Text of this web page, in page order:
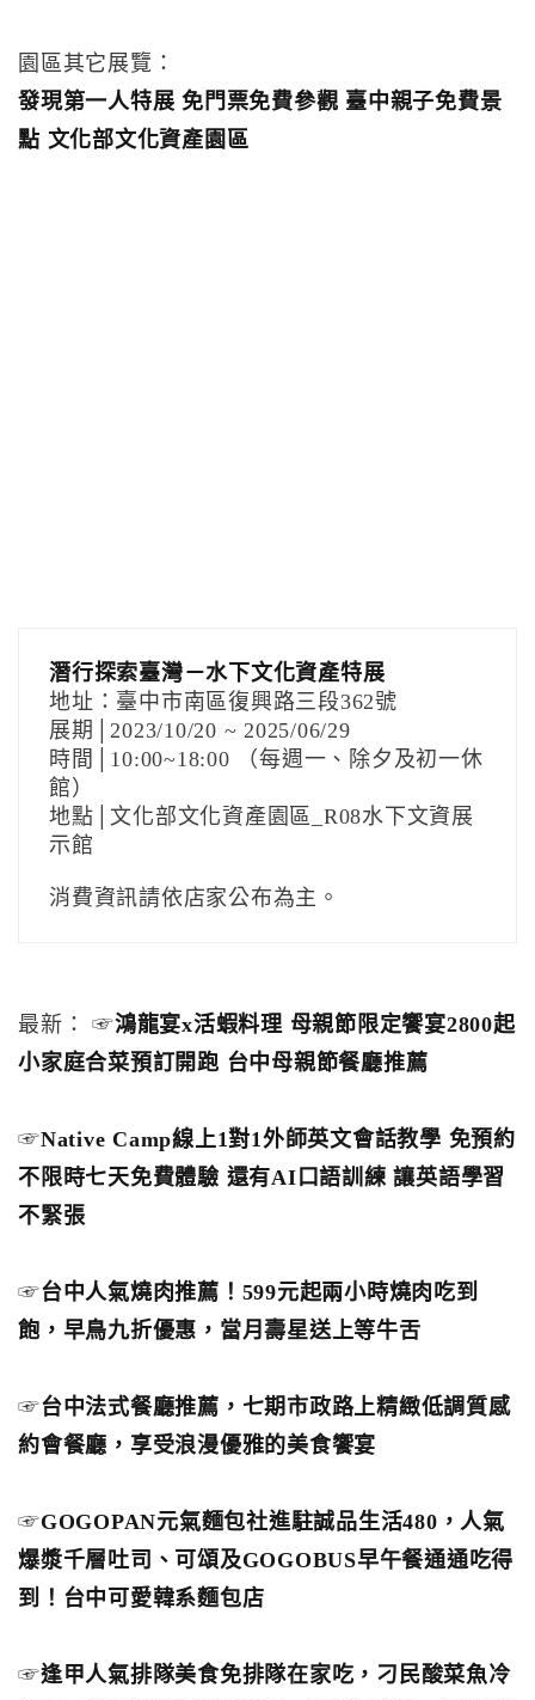
園區其它展覽：
發現第一人特展 免門票免費參觀 臺中親子免費景
點 文化部文化資產園區
潛行探索臺灣－水下文化資產特展
地址：臺中市南區復興路三段362號
展期│2023/10/20 ~ 2025/06/29
時間│10:00~18:00 （每週一、除夕及初一休
館）
地點│文化部文化資產園區_R08水下文資展
示館
消費資訊請依店家公布為主。
最新： ☞鴻龍宴x活蝦料理 母親節限定饗宴2800起
小家庭合菜預訂開跑 台中母親節餐廳推薦
☞Native Camp線上1對1外師英文會話教學 免預約
不限時七天免費體驗 還有AI口語訓練 讓英語學習
不緊張
☞台中人氣燒肉推薦！599元起兩小時燒肉吃到
飽，早鳥九折優惠，當月壽星送上等牛舌
☞台中法式餐廳推薦，七期市政路上精緻低調質感
約會餐廳，享受浪漫優雅的美食饗宴
☞GOGOPAN元氣麵包社進駐誠品生活480，人氣
爆漿千層吐司、可頌及GOGOBUS早午餐通通吃得
到！台中可愛韓系麵包店
☞逢甲人氣排隊美食免排隊在家吃，刁民酸菜魚冷